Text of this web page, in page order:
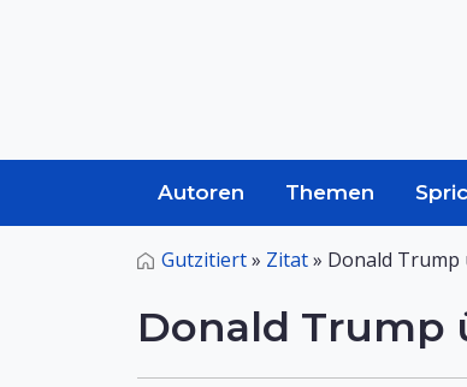
Autoren Themen
Gutzitiert» Zitat» Donald
Donald Trump